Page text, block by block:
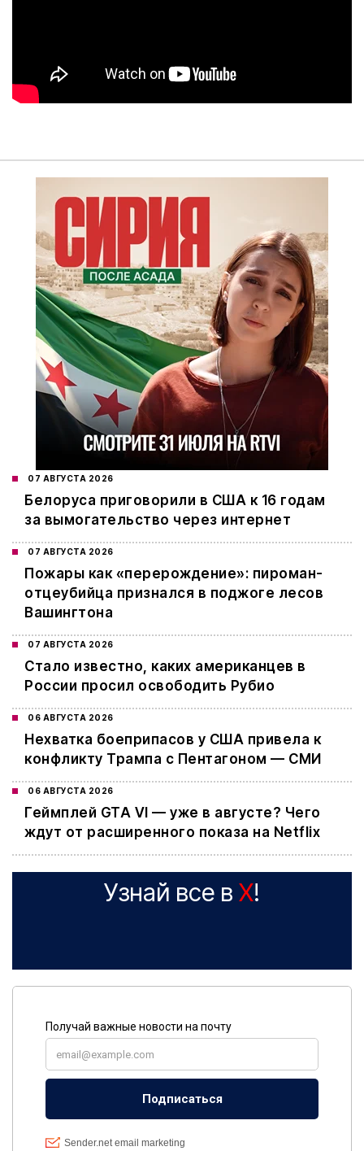
07 АВГУСТА 2026
Белоруса приговорили в США к 16 годам
за вымогательство через интернет
07 АВГУСТА 2026
Пожары как «перерождение»: пироман-
отцеубийца признался в поджоге лесов
Вашингтона
07 АВГУСТА 2026
Стало известно, каких американцев в
России просил освободить Рубио
06 АВГУСТА 2026
Нехватка боеприпасов у США привела к
конфликту Трампа с Пентагоном — СМИ
06 АВГУСТА 2026
Геймплей GTA VI — уже в августе? Чего
ждут от расширенного показа на Netflix
Узнай все в X!